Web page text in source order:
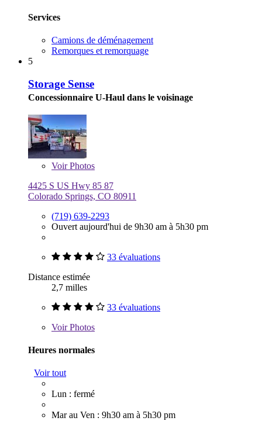
Services
Camions de déménagement
Remorques et remorquage
5
Storage Sense
Concessionnaire U-Haul dans le voisinage
VoirPhotos
4425 S US Hwy 85 87
Colorado Springs, CO 80911
(719) 639-2293
Ouvert aujourd'hui de 9h30 am à 5h30 pm
33 évaluations
Distance estimée
2,7 milles
33 évaluations
VoirPhotos
Heures normales
Voir tout
Lun : fermé
Mar au Ven : 9h30 am à 5h30 pm